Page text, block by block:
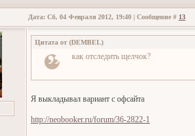
Дата: Сб, 04 Февраля 2012, 19:40 | Сообщение # 13
Цитата от (DEMBEL)
как отследить щелчок?
Я выкладывал вариант с офсайта
http://neobooker.ru/forum/36-2822-1